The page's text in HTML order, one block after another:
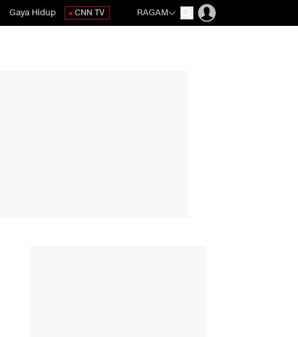
Gaya Hidup CNN TV RAGAM